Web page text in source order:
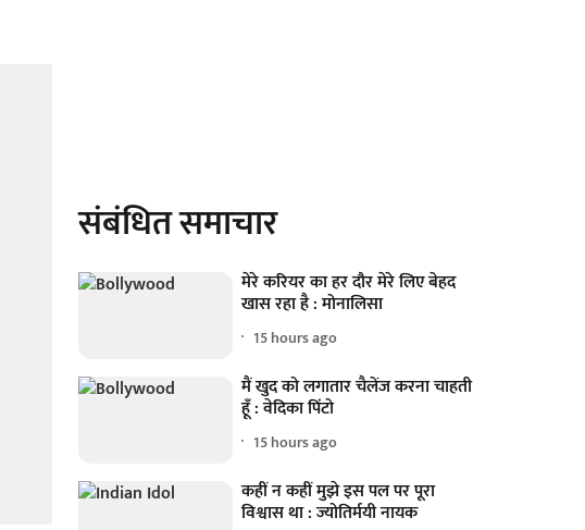
संबंधित समाचार
मेरे करियर का हर दौर मेरे लिए बेहद
खास रहा है : मोनालिसा
15 hours ago
मैं खुद को लगातार चैलेंज करना चाहती
हूँ : वेदिका पिंटो
15 hours ago
कहीं न कहीं मुझे इस पल पर पूरा
विश्वास था : ज्योतिर्मयी नायक